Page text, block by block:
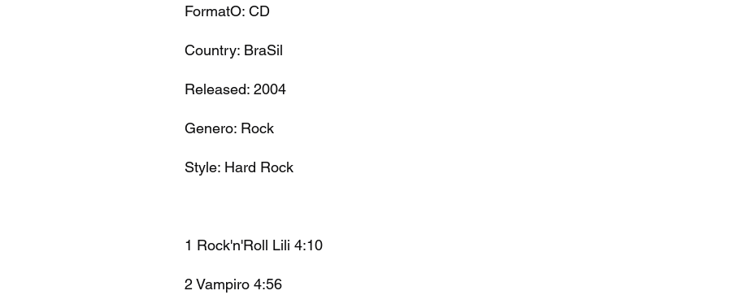
FormatO: CD
Country: BraSil
Released: 2004
Genero: Rock
Style: Hard Rock
1 Rock'n'Roll Lili 4:10
2 Vampiro 4:56